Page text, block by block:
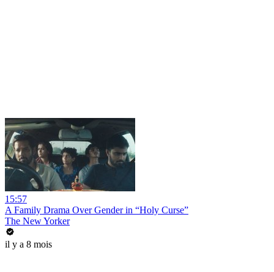
15:57
A Family Drama Over Gender in “Holy Curse”
The New Yorker
il y a 8 mois